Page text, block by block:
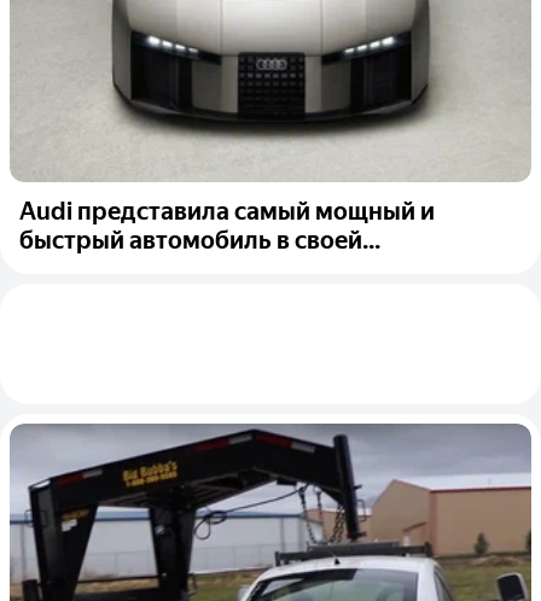
Audi представила самый мощный и
быстрый автомобиль в своей...